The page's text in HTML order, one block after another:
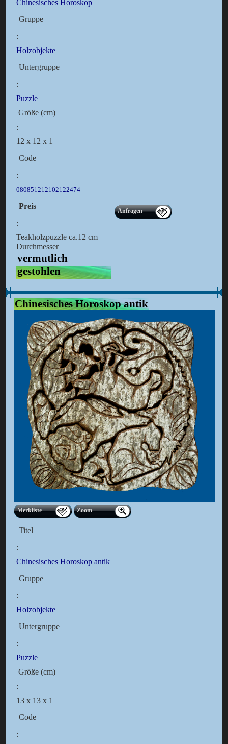
Chinesisches Horoskop
Gruppe
:
Holzobjekte
Untergruppe
:
Puzzle
Größe (cm)
:
12 x 12 x 1
Code
:
080851212102122474
Preis
:
Anfragen
Teakholzpuzzle ca.12 cm
Durchmesser
vermutlich
gestohlen
Chinesisches Horoskop antik
Merkliste Zoom
Titel
:
Chinesisches Horoskop antik
Gruppe
:
Holzobjekte
Untergruppe
:
Puzzle
Größe (cm)
:
13 x 13 x 1
Code
: